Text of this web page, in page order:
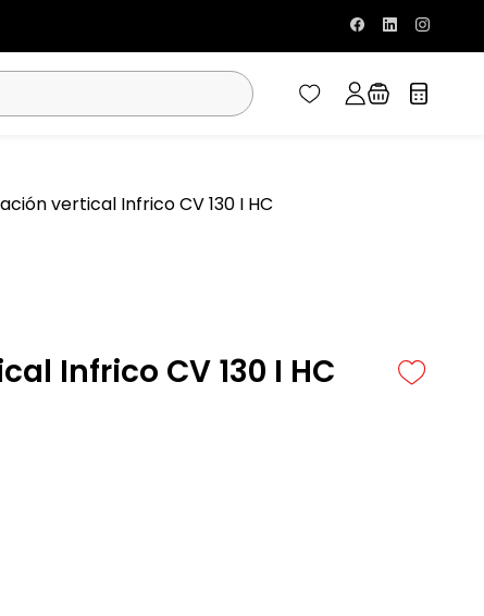
vertical Infrico CV 130 I HC
Infrico CV 130 I HC